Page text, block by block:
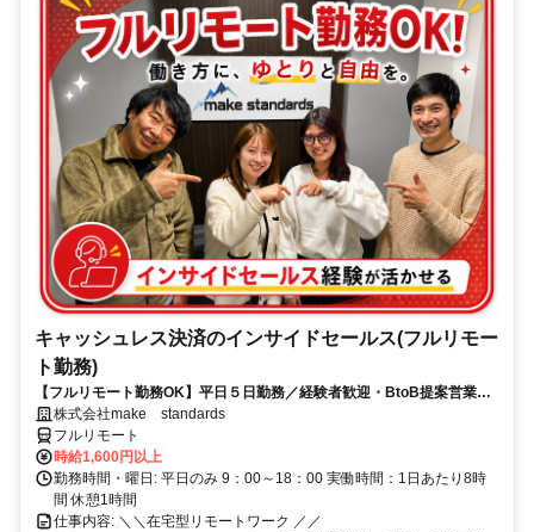
キャッシュレス決済のインサイドセールス(フルリモー
ト勤務)
【フルリモート勤務OK】平日５日勤務／経験者歓迎・BtoB提案営業で
スキルアップ
株式会社make standards
フルリモート
時給1,600円以上
勤務時間・曜日: 平日のみ 9：00～18：00 実働時間：1日あたり8時
間 休憩1時間
仕事内容: ＼＼在宅型リモートワーク ／／